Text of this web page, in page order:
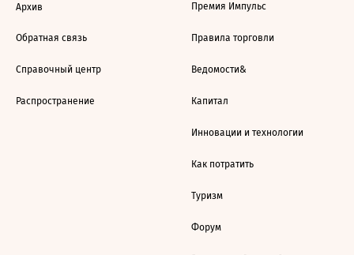
Архив
Обратная связь
Справочный центр
Распространение
Премия Импульс
Правила торговли
Ведомости&
Капитал
Инновации и технологии
Как потратить
Туризм
Форум